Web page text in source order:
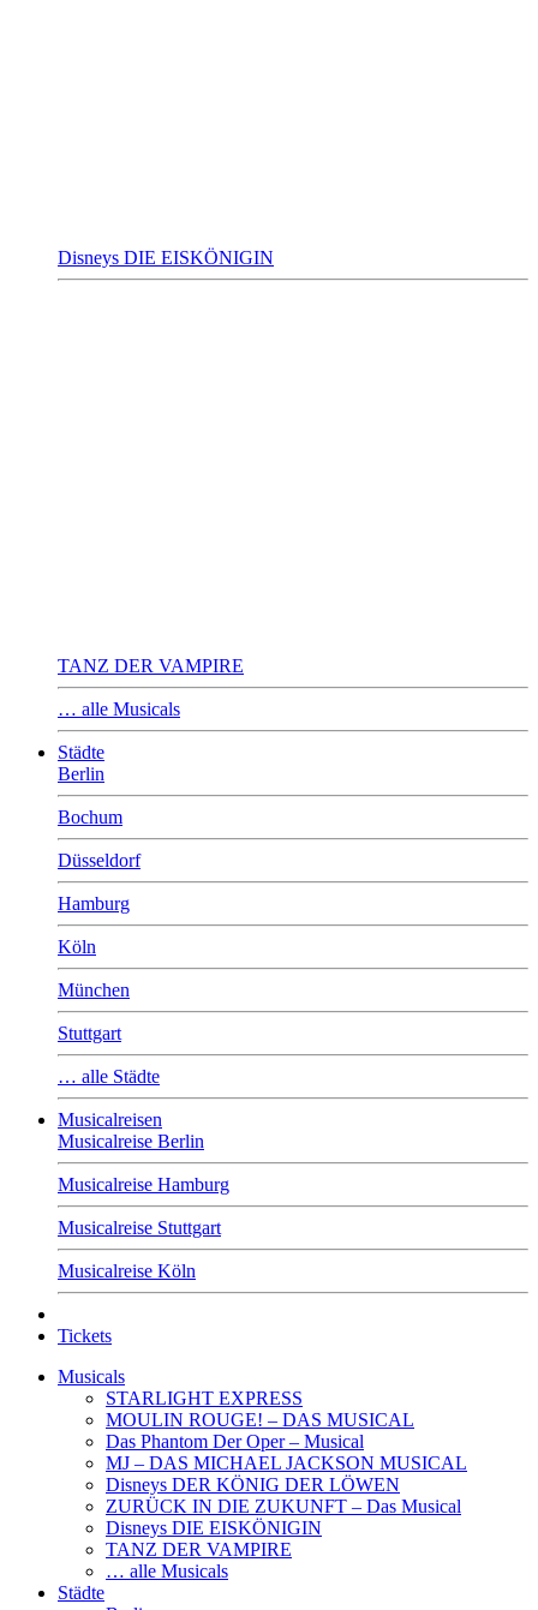
Disneys DIE EISKÖNIGIN
TANZ DER VAMPIRE
… alle Musicals
Städte
Berlin
Bochum
Düsseldorf
Hamburg
Köln
München
Stuttgart
… alle Städte
Musicalreisen
Musicalreise Berlin
Musicalreise Hamburg
Musicalreise Stuttgart
Musicalreise Köln
Tickets
Musicals
STARLIGHT EXPRESS
MOULIN ROUGE! – DAS MUSICAL
Das Phantom Der Oper – Musical
MJ – DAS MICHAEL JACKSON MUSICAL
Disneys DER KÖNIG DER LÖWEN
ZURÜCK IN DIE ZUKUNFT – Das Musical
Disneys DIE EISKÖNIGIN
TANZ DER VAMPIRE
… alle Musicals
Städte